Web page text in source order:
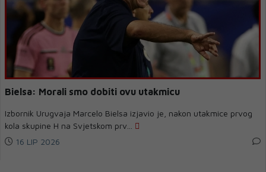
Bielsa: Morali smo dobiti ovu utakmicu
Izbornik Urugvaja Marcelo Bielsa izjavio je, nakon utakmice prvog
kola skupine H na Svjetskom prv...
16 LIP 2026